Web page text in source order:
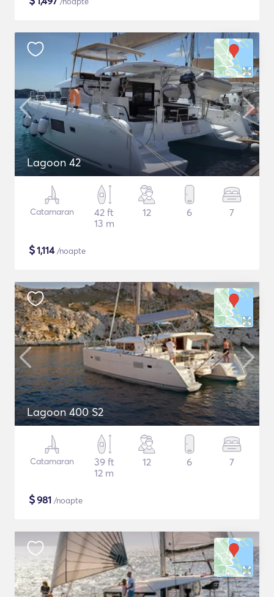
Lagoon 42
Catamaran
42 ft
13 m
12 6 7
$1,114/noapte
Lagoon 400 S2
Catamaran
39 ft
12 m
12 6 7
$981 /noapte